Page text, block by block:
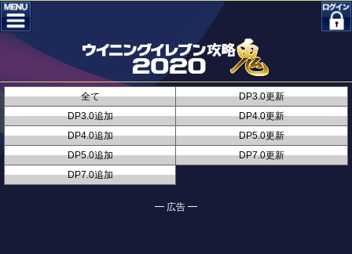
全て
DP3.0更新
DP3.0追加
DP4.0更新
DP4.0追加
DP5.0更新
DP5.0追加
DP7.0更新
DP7.0追加
━ 広告 ━